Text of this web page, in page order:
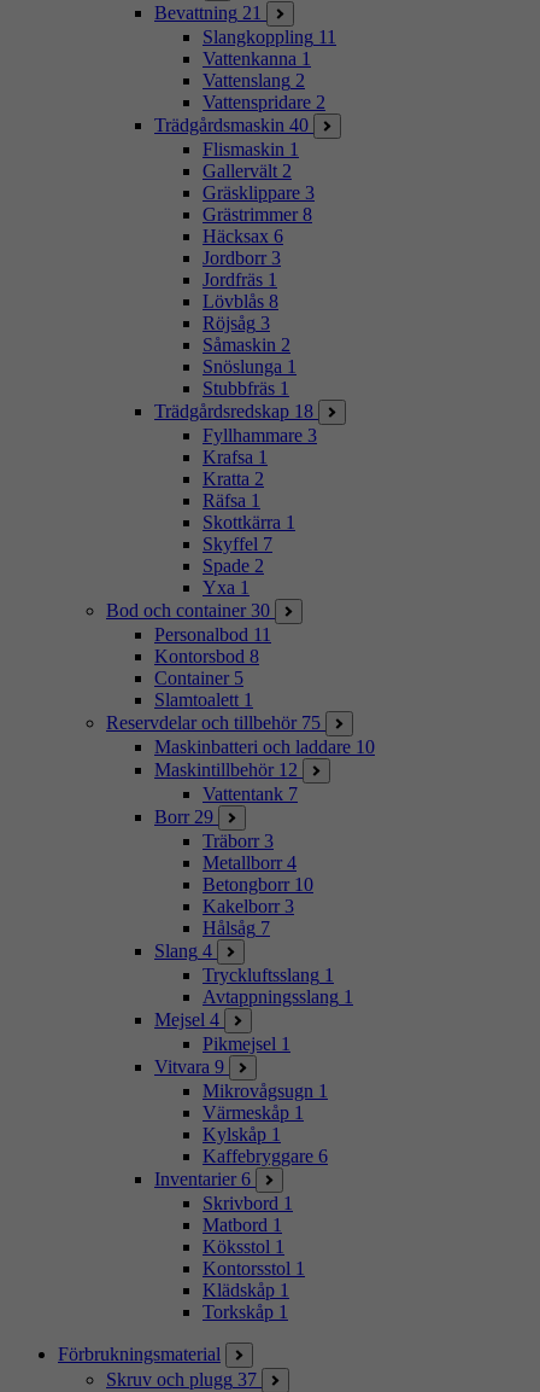
Bevattning 21
Slangkoppling 11
Vattenkanna 1
Vattenslang 2
Vattenspridare 2
Trädgårdsmaskin 40
Flismaskin 1
Gallervält 2
Gräsklippare 3
Grästrimmer 8
Häcksax 6
Jordborr 3
Jordfräs 1
Lövblås 8
Röjsåg 3
Såmaskin 2
Snöslunga 1
Stubbfräs 1
Trädgårdsredskap 18
Fyllhammare 3
Krafsa 1
Kratta 2
Räfsa 1
Skottkärra 1
Skyffel 7
Spade 2
Yxa 1
Bod och container 30
Personalbod 11
Kontorsbod 8
Container 5
Slamtoalett 1
Reservdelar och tillbehör 75
Maskinbatteri och laddare 10
Maskintillbehör 12
Vattentank 7
Borr 29
Träborr 3
Metallborr 4
Betongborr 10
Kakelborr 3
Hålsåg 7
Slang 4
Tryckluftsslang 1
Avtappningsslang 1
Mejsel 4
Pikmejsel 1
Vitvara 9
Mikrovågsugn 1
Värmeskåp 1
Kylskåp 1
Kaffebryggare 6
Inventarier 6
Skrivbord 1
Matbord 1
Köksstol 1
Kontorsstol 1
Klädskåp 1
Torkskåp 1
Förbrukningsmaterial
Skruv och plugg 37